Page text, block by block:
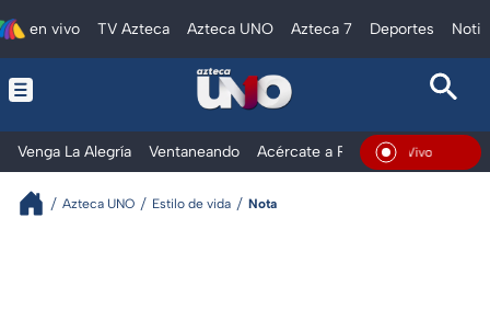
en vivo TV Azteca Azteca UNO Azteca 7 Deportes
Venga La Alegría Ventaneando Acércate a Rocío Al Extremo
En Vivo
Azteca UNO Estilo de vida Nota